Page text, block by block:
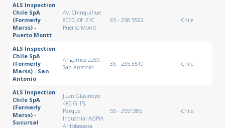
ALS Inspection
Chile SpA
(Formerly
Marss) -
Puerto Montt
Av. Chinquihue
8000, Of. 21C
Puerto Montt
65 - 238 5522 Chile
ALS Inspection
Chile SpA
(Formerly
Marss) - San
Antonio
Angamos 2280
San Antonio
35 - 235 3510 Chile
ALS Inspection
Chile SpA
(Formerly
Marss) -
Sucursal
Juan Glasinovic
480 G.15,
Parque
Industrial AGPIA
Antofagasta
55 - 2551385 Chile